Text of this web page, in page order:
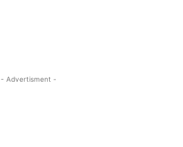
- Advertisment -